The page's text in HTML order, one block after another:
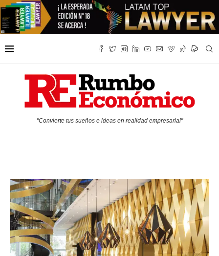
"Convierte tus sueños e ideas en realidad empresarial"